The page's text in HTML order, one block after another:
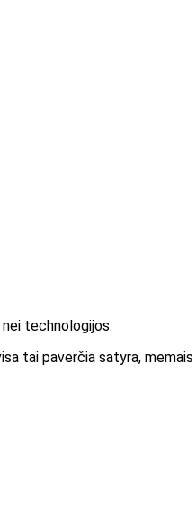
technologijos.
tai paverčia satyra,